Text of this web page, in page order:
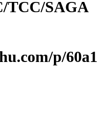
TCC/SAGA
p/